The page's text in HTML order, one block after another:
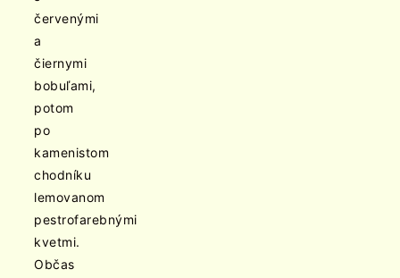
červenými
a
čiernymi
bobuľami,
potom
po
kamenistom
chodníku
lemovanom
pestrofarebnými
kvetmi.
Občas